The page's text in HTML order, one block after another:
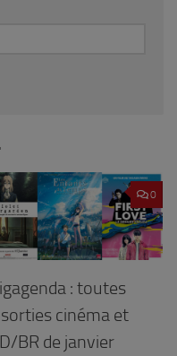
0
: toutes
cinéma et
BR de janvier